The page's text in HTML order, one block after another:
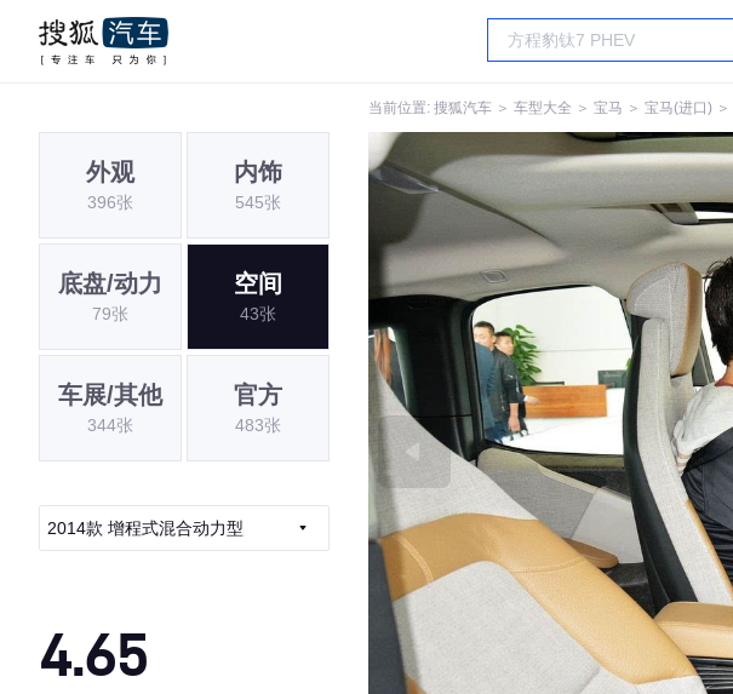
当前位置: 搜狐汽车 ＞ 车型大全 ＞ 宝马 ＞ 宝马(进口) ＞
外观
396张
内饰
545张
底盘/动力
79张
空间
43张
车展/其他
344张
官方
483张
2014款 增程式混合动力型
4.65